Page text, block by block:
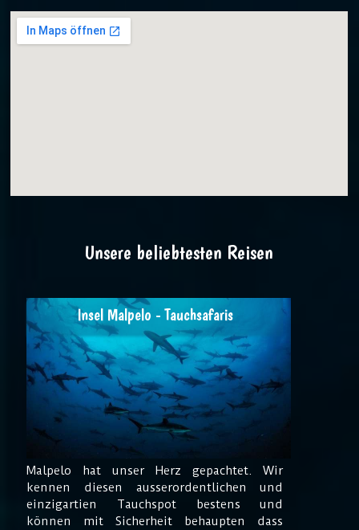
Unsere beliebtesten Reisen
Insel Malpelo - Tauchsafaris
Malpelo hat unser Herz gepachtet. Wir
kennen diesen ausserordentlichen und
einzigartien Tauchspot bestens und
können mit Sicherheit behaupten dass